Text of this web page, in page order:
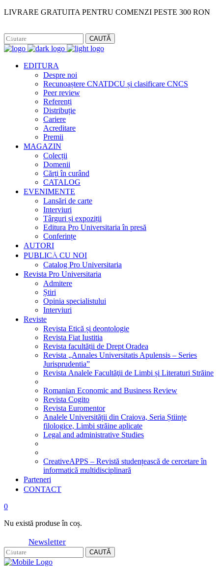
LIVRARE GRATUITA PENTRU COMENZI PESTE 300 RON
CAUTĂ
EDITURA
Despre noi
Recunoaștere CNATDCU și clasificare CNCS
Peer review
Referenți
Distribuție
Cariere
Acreditare
Premii
MAGAZIN
Colecții
Domenii
Cărţi în curând
CATALOG
EVENIMENTE
Lansări de carte
Interviuri
Târguri și expoziții
Editura Pro Universitaria în presă
Conferințe
AUTORI
PUBLICĂ CU NOI
Catalog Pro Universitaria
Revista Pro Universitaria
Admitere
Știri
Opinia specialistului
Interviuri
Reviste
Revista Etică și deontologie
Revista Fiat Iustitia
Revista facultății de Drept Oradea
Revista „Annales Universitatis Apulensis – Series
Jurisprudentia”
Revista Analele Facultăţii de Limbi și Literaturi Străine
Romanian Economic and Business Review
Revista Cogito
Revista Euromentor
Analele Universității din Craiova, Seria Științe
filologice, Limbi străine aplicate
Legal and administrative Studies
CreativeAPPS – Revistă studențească de cercetare în
informatică multidisciplinară
Parteneri
CONTACT
0
Nu există produse în coș.
Newsletter
CAUTĂ